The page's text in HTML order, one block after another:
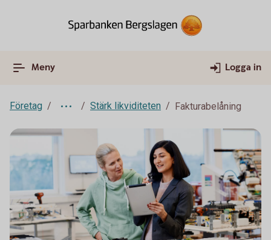
Meny Logga in
Företag Stärk likviditeten Fakturabelåning